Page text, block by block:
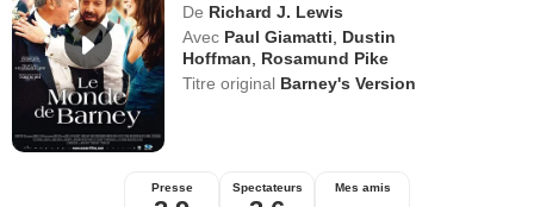
De Richard J. Lewis
Avec Paul Giamatti
Dustin
Hoffman
Rosamund Pike
Titre original Barney's Version
Presse Spectateurs Mes amis